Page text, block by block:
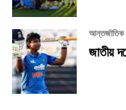
আন্তর্জাতিক
জাতীয়